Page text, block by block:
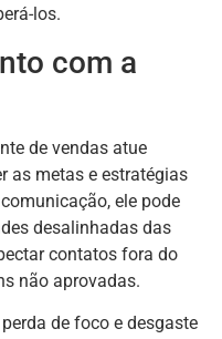
los.
com a
de vendas atue
as metas e estratégias
ele pode
desalinhadas das
contatos fora do
não aprovadas.
de foco e desgaste